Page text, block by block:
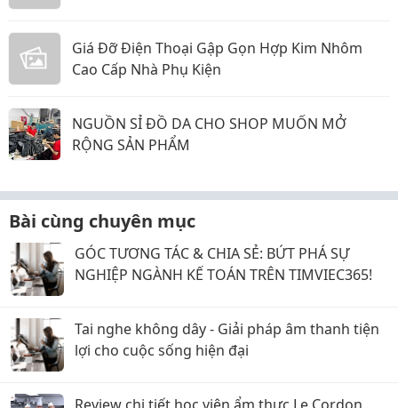
Giá Đỡ Điện Thoại Gập Gọn Hợp Kim Nhôm
Cao Cấp Nhà Phụ Kiện
NGUỒN SỈ ĐỒ DA CHO SHOP MUỐN MỞ
RỘNG SẢN PHẨM
Bài cùng chuyên mục
GÓC TƯƠNG TÁC & CHIA SẺ: BỨT PHÁ SỰ
NGHIỆP NGÀNH KẾ TOÁN TRÊN TIMVIEC365!
Tai nghe không dây - Giải pháp âm thanh tiện
lợi cho cuộc sống hiện đại